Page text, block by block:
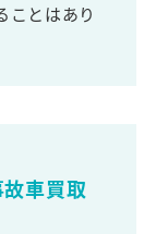
ことはあり
車買取